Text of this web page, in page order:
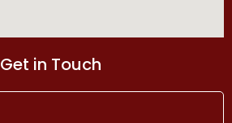
Get in Touch